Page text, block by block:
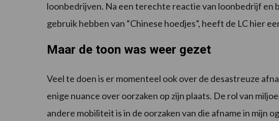
loonbedrijven. Na een terechte reactie van loonbedrijf en
gebruik hebben van “Chinese hoedjes”, heeft de LC hier
Maar de toon was weer gezet
Veel te doen is er momenteel ook over de desastreuze
enige nuance over oorzaken op zijn plaats. De rol van
andere mobiliteit is in de oorzaken van die afname in mijn